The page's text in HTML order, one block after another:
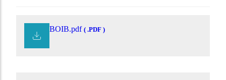
BOIB.pdf ( .PDF )